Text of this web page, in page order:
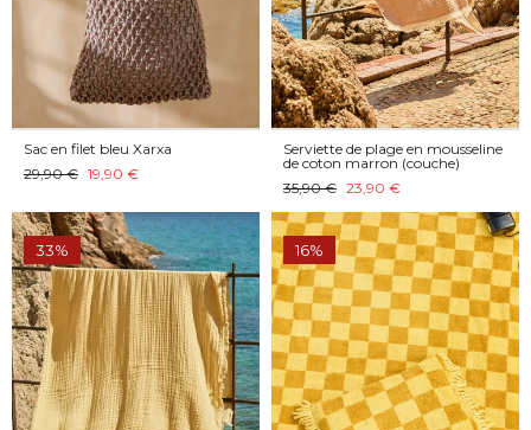
Sac en filet bleu Xarxa
29,90 € 19,90 €
Serviette de plage en mousseline
de coton marron (couche)
35,90 € 23,90 €
33% 16%